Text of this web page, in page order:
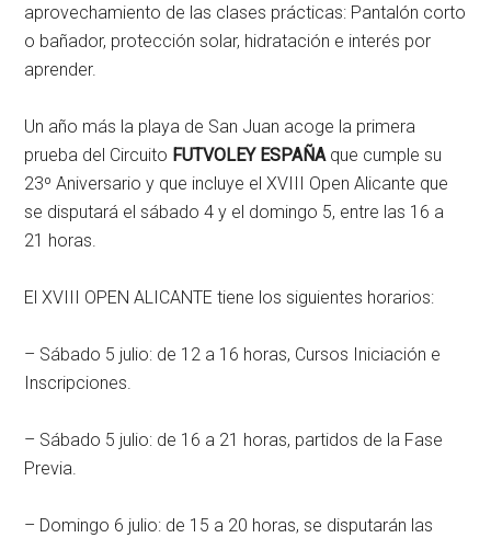
aprovechamiento de las clases prácticas: Pantalón corto
o bañador, protección solar, hidratación e interés por
aprender.
Un año más la playa de San Juan acoge la primera
prueba del Circuito FUTVOLEY ESPAÑAque cumple su
23º Aniversario y que incluye el XVIII Open Alicante que
se disputará el sábado 4 y el domingo 5, entre las 16 a
21 horas.
El XVIII OPEN ALICANTE tiene los siguientes horarios:
– Sábado 5 julio: de 12 a 16 horas, Cursos Iniciación e
Inscripciones.
– Sábado 5 julio: de 16 a 21 horas, partidos de la Fase
Previa.
– Domingo 6 julio: de 15 a 20 horas, se disputarán las